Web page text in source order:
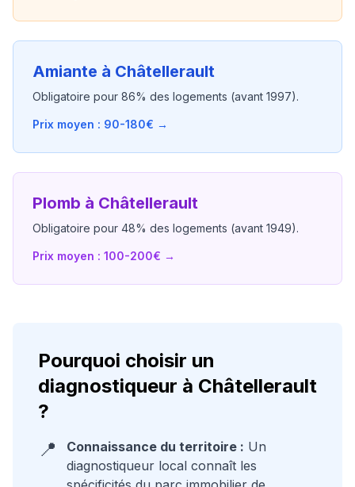
Amiante à Châtellerault
Obligatoire pour 86% des logements (avant 1997).
Prix moyen : 90-180€ →
Plomb à Châtellerault
Obligatoire pour 48% des logements (avant 1949).
Prix moyen : 100-200€ →
Pourquoi choisir un
diagnostiqueur à Châtellerault
?
📍
Connaissance du territoire : Un
diagnostiqueur local connaît les